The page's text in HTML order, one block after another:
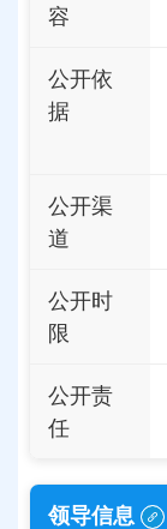
容
公开依
据
公开渠
道
公开时
限
公开责
任
领导信息